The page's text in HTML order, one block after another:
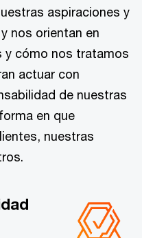
aspiraciones y
nos orientan en
y cómo nos tratamos
actuar con
de nuestras
en que
nuestras